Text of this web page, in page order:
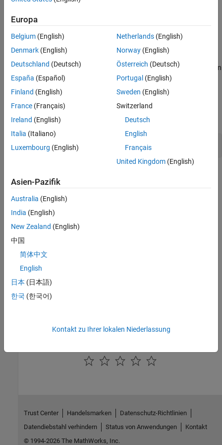
Recommended Settings
See Also
None
Settings
The static priority of the base rate task of the Simulink model when
deployed to the hardware.
Examples
expand all
Set Base Rate Task Priority
Programmatic Use
No programmatic use is available.
Version History
Introduced in R2014b
See Also
Europa
Belgium (English)
Denmark (English)
Deutschland (Deutsch)
España (Español)
Finland (English)
France (Français)
Ireland (English)
Italia (Italiano)
Luxembourg (English)
Netherlands(English)
Norway(English)
Österreich (Deutsch)
Portugal (English)
Sweden (English)
Switzerland
Deutsch
English
Français
United Kingdom(English)
Asien-Pazifik
Australia (English)
India (English)
New Zealand (English)
中国
简体中文
English
日本 (日本語)
한국 (한국어)
Kontakt zu Ihrer lokalen Niederlassung
Trust Center Handelsmarken
Datenschutz-Richtlinien
Datendiebstahl verhindern
Status von Anwendungen
Kontakt
© 1994-2026 The MathWorks, Inc.